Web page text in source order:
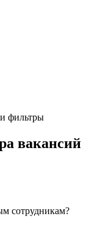
фильтры
вакансий
сотрудникам?